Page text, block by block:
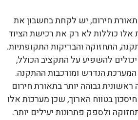
חירום, יש לקחת בחשבון את
אלו כוללות לא רק את רכישת הציוד
התחזוקה והבדיקות התקופתיות.
להשפיע על התקציב הכולל,
המערכת הנדרש ומורכבות ההתקנה.
גבוהה יותר בתאורת חירום
בטווח הארוך, שכן מערכות אלו
ולספק פתרונות יעילים יותר.